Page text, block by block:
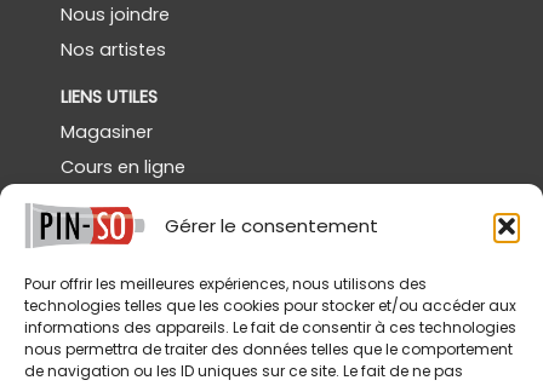
Gérer le consentement
Pour offrir les meilleures expériences, nous utilisons des
technologies telles que les cookies pour stocker et/ou accéder aux
informations des appareils. Le fait de consentir à ces technologies
nous permettra de traiter des données telles que le comportement
de navigation ou les ID uniques sur ce site. Le fait de ne pas
Nous joindre
Nos artistes
LIENS UTILES
Magasiner
Cours en ligne
Démos gratuites
Powertex Canada
SERVICES
Livraison